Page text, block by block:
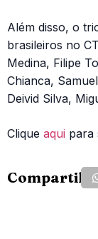
Além disso, o
brasileiros no
Medina, Filipe
Chianca,
Deivid Silva,
Clique aqui para